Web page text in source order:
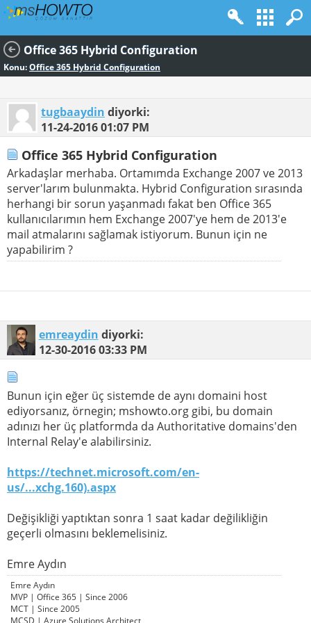
Office 365 Hybrid Configuration
Konu:Office 365 Hybrid Configuration
tugbaaydin diyorki:
11-24-201601:07 PM
Office 365 Hybrid Configuration
Arkadaşlar merhaba. Ortamımda Exchange 2007 ve 2013
server'larım bulunmakta. Hybrid Configuration sırasında
herhangi bir sorun yaşanmadı fakat ben Office 365
kullanıcılarımın hem Exchange 2007'ye hem de 2013'e
mail atmalarını sağlamak istiyorum. Bunun için ne
yapabilirim ?
emreaydin diyorki:
12-30-201603:33 PM
Bunun için eğer üç sistemde de aynı domaini host
ediyorsanız, örnegin; mshowto.org gibi, bu domain
adınızı her üç platformda da Authoritative domains'den
Internal Relay'e alabilirsiniz.
https://technet.microsoft.com/en-
us/...xchg.160).aspx
Değişikliği yaptıktan sonra 1 saat kadar değilikliğin
geçerli olmasını beklemelisiniz.
Emre Aydın
Emre Aydın
MVP | Office 365 | Since 2006
MCT | Since 2005